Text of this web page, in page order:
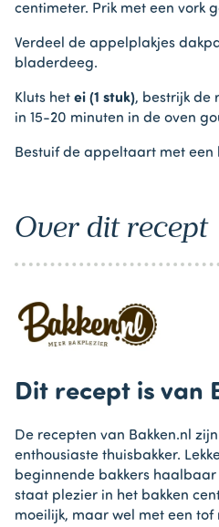
centimeter. Prik met een vork
Verdeel de appelplakjes
bladerdeeg.
Kluts het ei (1 stuk), bestrijk de
in 15-20 minuten in de oven
Bestuif de appeltaart met een
Over dit recept
Dit recept is van
De recepten van Bakken.nl
enthousiaste thuisbakker.
beginnende bakkers haalbaar
staat plezier in het bakken
moeilijk, maar wel met een tof